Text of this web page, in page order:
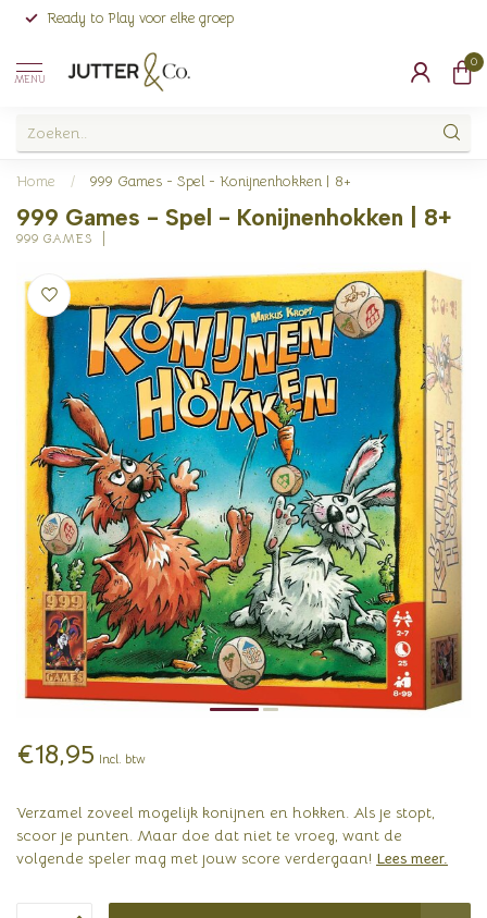
Ready to Play voor elke groep
MENU
0
Home / 999 Games - Spel - Konijnenhokken | 8+
999 Games - Spel - Konijnenhokken | 8+
999 GAMES
€18,95 Incl. btw
Verzamel zoveel mogelijk konijnen en hokken. Als je stopt,
scoor je punten. Maar doe dat niet te vroeg, want de
volgende speler mag met jouw score verdergaan! Lees meer.